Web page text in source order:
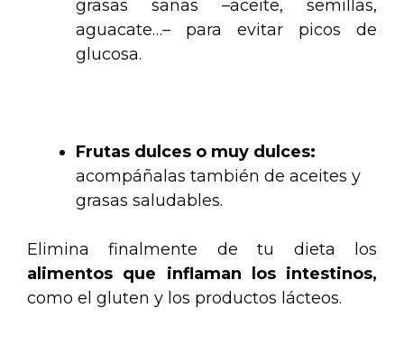
grasas sanas –aceite, semillas,
aguacate…– para evitar picos de
glucosa.
Frutas dulces o muy dulces:
acompáñalas también de aceites y
grasas saludables.
Elimina finalmente de tu dieta los
alimentos que inflaman los intestinos,
como el gluten y los productos lácteos.